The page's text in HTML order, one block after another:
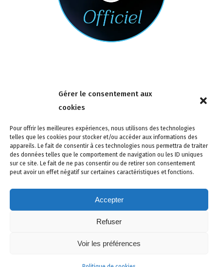
Gérer le consentement aux
cookies
Pour offrir les meilleures expériences, nous utilisons des technologies
telles que les cookies pour stocker et/ou accéder aux informations des
appareils. Le fait de consentir à ces technologies nous permettra de traiter
des données telles que le comportement de navigation ou les ID uniques
sur ce site. Le fait de ne pas consentir ou de retirer son consentement
peut avoir un effet négatif sur certaines caractéristiques et fonctions.
Accepter
Refuser
Voir les préférences
4 rue de la Tour 85150 Les Achards
Politique de confidentialité -